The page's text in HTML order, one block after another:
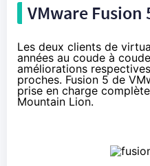
VMware Fusion
Les deux clients de
années au coude à
améliorations
proches. Fusion 5 de
prise en charge
Mountain Lion.